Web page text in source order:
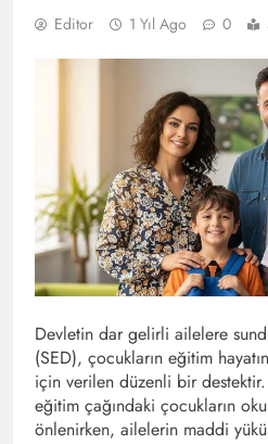
Editor 1 Yıl Ago 0
Devletin dar gelirli ailelere
(SED), çocukların eğitim
için verilen düzenli bir destektir.
eğitim çağındaki çocukların
önlenirken, ailelerin maddi